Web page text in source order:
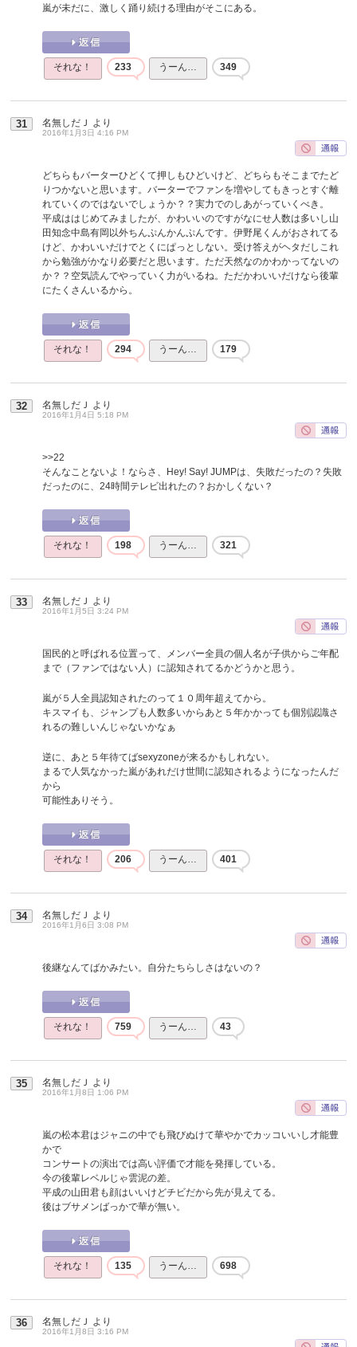
嵐が未だに、激しく踊り続ける理由がそこにある。
それな！ 233 うーん… 349
31 名無しだＪ より
2016年1月3日 4:16 PM
どちらもバーターひどくて押しもひどいけど、どちらもそこまでたど
りつかないと思います。バーターでファンを増やしてもきっとすぐ離
れていくのではないでしょうか？？実力でのしあがっていくべき。
平成ははじめてみましたが、かわいいのですがなにせ人数は多いし山
田知念中島有岡以外ちんぷんかんぷんです。伊野尾くんがおされてる
けど、かわいいだけでとくにぱっとしない。受け答えがヘタだしこれ
から勉強がかなり必要だと思います。ただ天然なのかわかってないの
か？？空気読んでやっていく力がいるね。ただかわいいだけなら後輩
にたくさんいるから。
それな！ 294 うーん… 179
32 名無しだＪ より
2016年1月4日 5:18 PM
>>22
そんなことないよ！ならさ、Hey! Say! JUMPは、失敗だったの？失敗
だったのに、24時間テレビ出れたの？おかしくない？
それな！ 198 うーん… 321
33 名無しだＪ より
2016年1月5日 3:24 PM
国民的と呼ばれる位置って、メンバー全員の個人名が子供からご年配
まで（ファンではない人）に認知されてるかどうかと思う。
嵐が５人全員認知されたのって１０周年超えてから。
キスマイも、ジャンプも人数多いからあと５年かかっても個別認識さ
れるの難しいんじゃないかなぁ
逆に、あと５年待てばsexyzoneが来るかもしれない。
まるで人気なかった嵐があれだけ世間に認知されるようになったんだ
から
可能性ありそう。
それな！ 206 うーん… 401
34 名無しだＪ より
2016年1月6日 3:08 PM
後継なんてばかみたい。自分たちらしさはないの？
それな！ 759 うーん… 43
35 名無しだＪ より
2016年1月8日 1:06 PM
嵐の松本君はジャニの中でも飛びぬけて華やかでカッコいいし才能豊
かで
コンサートの演出では高い評価で才能を発揮している。
今の後輩レベルじゃ雲泥の差。
平成の山田君も顔はいいけどチビだから先が見えてる。
後はブサメンばっかで華が無い。
それな！ 135 うーん… 698
36 名無しだＪ より
2016年1月8日 3:16 PM